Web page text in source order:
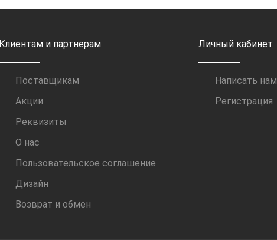
Клиентам и партнерам
Поставщикам
Акции
Реквизиты
О нас
Пользовательское соглашение
Дизайн
Возврат и обмен
Личный кабинет
Написать нам
Регистрация